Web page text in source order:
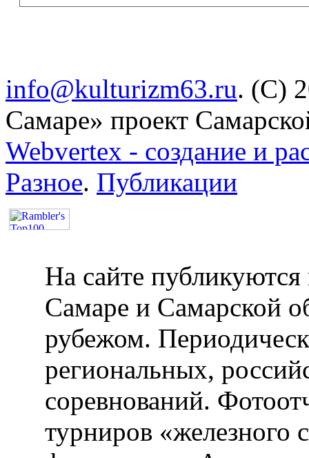
info@kulturizm63.ru . (C)
Самаре» проект
Webvertex - создание и
Разное.Публикации
На сайте публикуются
Самаре и Самарской
рубежом.
региональных,
соревнований.
турниров «железного
фотогалерее. Анкеты